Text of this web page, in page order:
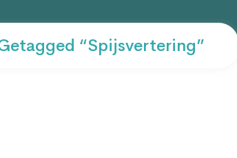
“spijsvertering”